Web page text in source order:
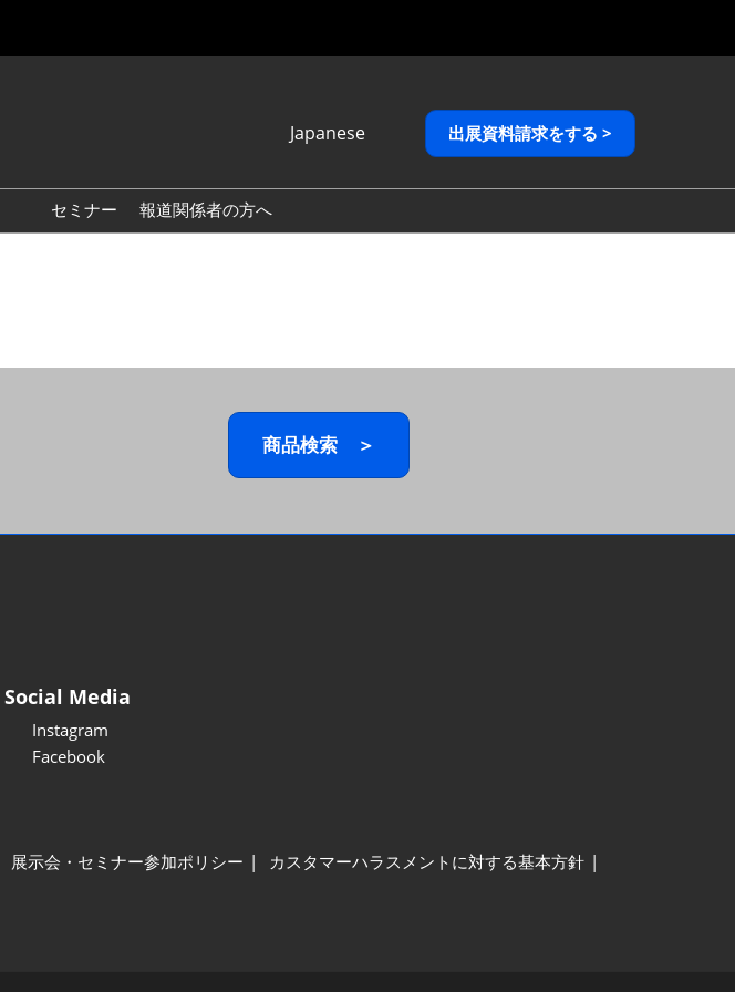
Japanese
English
繁體中文
出展資料請求をする >
セミナー 報道関係者の方へ
商品検索 ＞
Social Media
Instagram
Facebook
展示会・セミナー参加ポリシー
カスタマーハラスメントに対する基本方針